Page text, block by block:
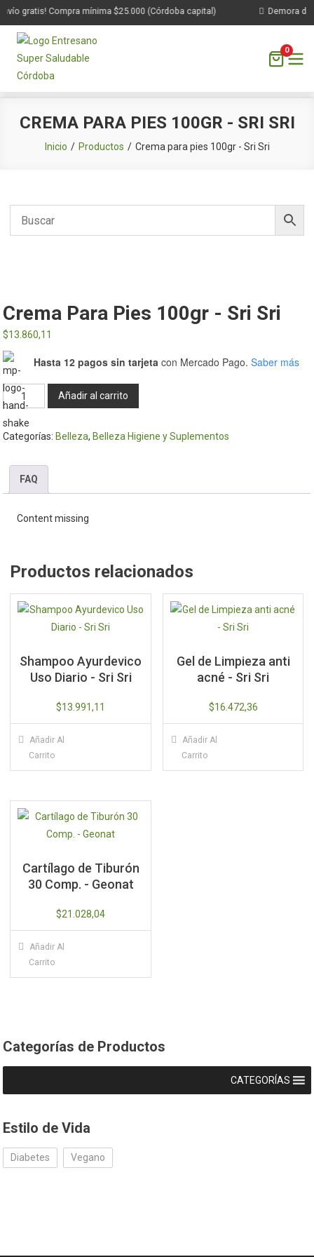
gratis! Compra mínima $25.000 (Córdoba capital) Demora de
0
CREMA PARA PIES 100GR - SRI SRI
Inicio Productos Crema para pies 100gr - Sri Sri
Crema Para Pies 100gr - Sri Sri
$13.860,11
Hasta 12 pagos sin tarjeta con Mercado Pago. Saber más
Crema
para
pies
100gr
Sri
cantidad
Añadir al carrito
Categorías: Belleza, Belleza Higiene y Suplementos
FAQ
Content missing
Productos relacionados
Shampoo Ayurdevico
Uso Diario - Sri Sri
$13.991,11
Añadir Al
Carrito
Gel de Limpieza anti
acné - Sri Sri
$16.472,36
Añadir Al
Carrito
Cartílago de Tiburón
30 Comp. - Geonat
$21.028,04
Añadir Al
Carrito
Categorías de Productos
CATEGORÍAS
Estilo de Vida
Diabetes Vegano